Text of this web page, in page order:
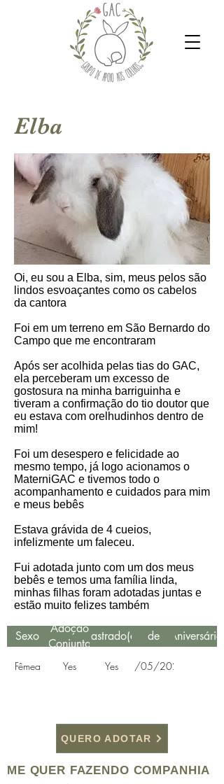
Elba
Oi, eu sou a Elba, sim, meus pelos são
lindos esvoaçantes como os cabelos
da cantora
Foi em um terreno em São Bernardo do
Campo que me encontraram
Após ser acolhida pelas tias do GAC,
ela perceberam um excesso de
gostosura na minha barriguinha e
tiveram a confirmação do tio doutor que
eu estava com orelhudinhos dentro de
mim!
Foi um desespero e felicidade ao
mesmo tempo, já logo acionamos o
MaterniGAC e tivemos todo o
acompanhamento e cuidados para mim
e meus bebês
Estava grávida de 4 cueios,
infelizmente um faleceu.
Fui adotada junto com um dos meus
bebês e temos uma família linda,
minhas filhas foram adotadas juntas e
estão muito felizes também
Sexo
Adoção
Conjunta
Castrado(a)
de
Resgate
Aniversário
Fêmea Yes Yes 21/05/2020
QUERO ADOTAR
ME QUER FAZENDO COMPANHIA